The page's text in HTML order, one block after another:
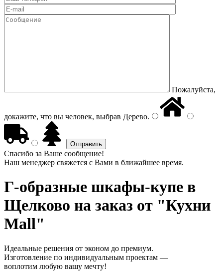
Пожалуйста,
докажите, что вы человек, выбрав Дерево.
Спасибо за Ваше сообщение!
Наш менеджер свяжется с Вами в ближайшее время.
Г-образные шкафы-купе в
Щелково на заказ от "Кухни
Mall"
Идеальные решения от эконом до премиум.
Изготовление по индивидуальным проектам —
воплотим любую вашу мечту!